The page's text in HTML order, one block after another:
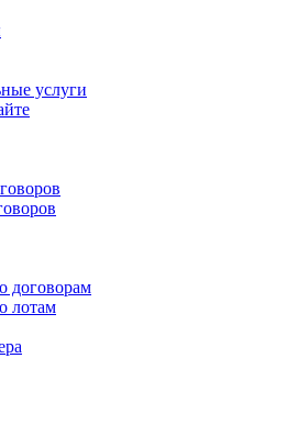
услуги
договорам
лотам